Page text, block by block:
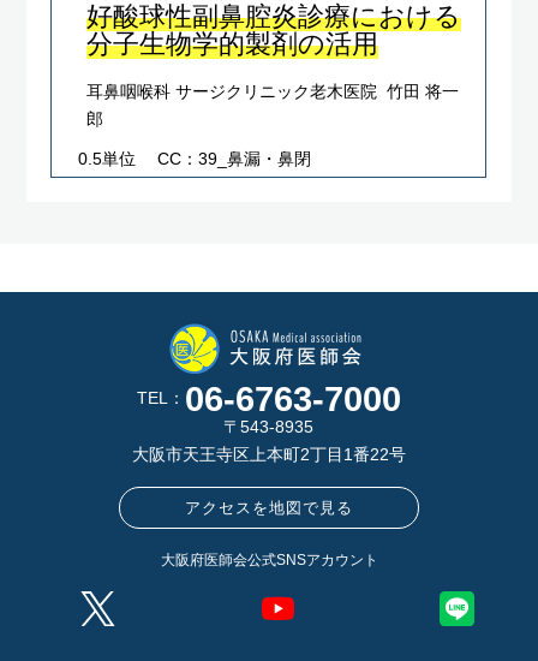
好酸球性副鼻腔炎診療における
分子生物学的製剤の活用
耳鼻咽喉科 サージクリニック老木医院 竹田 将一
郎
0.5単位 CC：39_鼻漏・鼻閉
TEL： 06-6763-7000
〒543-8935
大阪市天王寺区上本町2丁目1番22号
アクセスを地図で見る
大阪府医師会公式SNSアカウント